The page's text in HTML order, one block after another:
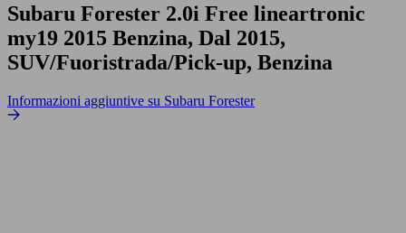
Subaru Forester 2.0i Free lineartronic
my19 2015 Benzina, Dal 2015,
SUV/Fuoristrada/Pick-up, Benzina
Informazioni aggiuntive su Subaru Forester